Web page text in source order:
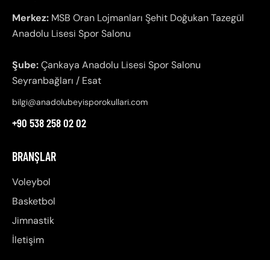
Merkez: MSB Oran Lojmanları Şehit Doğukan Tazegül
Anadolu Lisesi Spor Salonu
Şube:Çankaya Anadolu Lisesi Spor Salonu
Seyranbağları / Esat
bilgi@anadolubeyisporokullari.com
+90 538 258 02 02
BRANŞLAR
Voleybol
Basketbol
Jimnastik
İletişim